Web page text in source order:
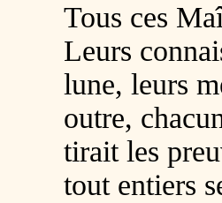
Tous ces
Leurs
lune, leurs
outre,
tirait les
tout entiers